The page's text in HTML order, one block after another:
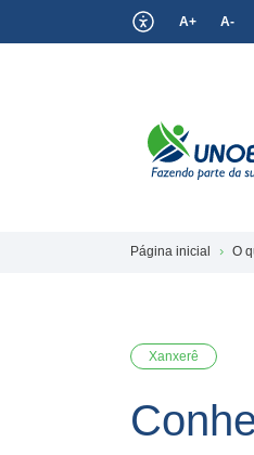
A+ A-
Página inicial O
Xanxerê